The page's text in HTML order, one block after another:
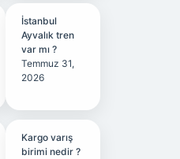
İstanbul
Ayvalık tren
var mı ?
Temmuz 31,
2026
Kargo varış
birimi nedir ?